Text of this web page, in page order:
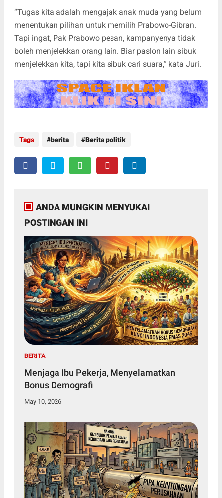
“Tugas kita adalah mengajak anak muda yang belum
menentukan pilihan untuk memilih Prabowo-Gibran.
Tapi ingat, Pak Prabowo pesan, kampanyenya tidak
boleh menjelekkan orang lain. Biar paslon lain sibuk
menjelekkan kita, tapi kita sibuk cari suara,” kata Juri.
Tags berita Berita politik
ANDA MUNGKIN MENYUKAI
POSTINGAN INI
BERITA
Menjaga Ibu Pekerja, Menyelamatkan
Bonus Demografi
May 10, 2026